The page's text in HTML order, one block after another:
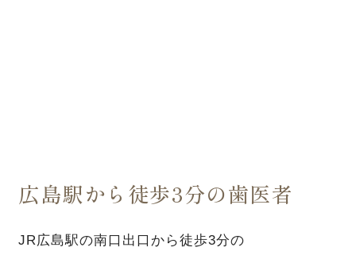
広島駅から徒歩3分の歯医者
JR広島駅の南口出口から徒歩3分の